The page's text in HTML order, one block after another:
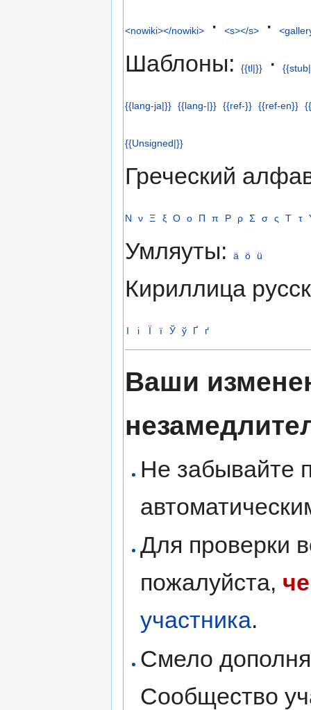
<nowiki></nowiki> · <s></s> ·
Шаблоны: {{tl|}} ·
{{lang-ja|}} {{lang-|}} {{ref-}} {{ref-en}}
{{Unsigned|}}
Греческий
Ν ν Ξ ξ Ο ο Π π Ρ ρ Σ σ ς Τ τ
Умляуты: ä ö ü
Кириллица
І і Ї ї Ў ў Ґ ґ
Ваши
Не забывайте
Для проверки
пожалуйста,
участника.
Смело
Сообщество